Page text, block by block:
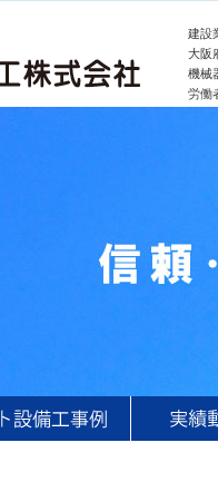
建設
大阪
機械
労働